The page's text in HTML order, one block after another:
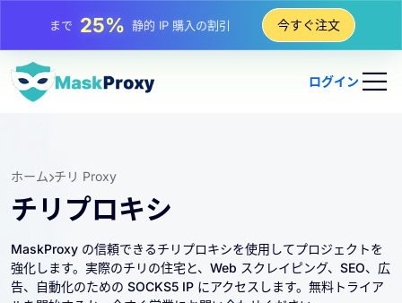
81%IP のローテーション購入の割引 今すぐ注文
ログイン
ホーム チリ Proxy
チリプロキシ
MaskProxy の信頼できるチリプロキシを使用してプロジェクトを
強化します。実際のチリの住宅と、Web スクレイピング、SEO、広
告、自動化のための SOCKS5 IP にアクセスします。無料トライア